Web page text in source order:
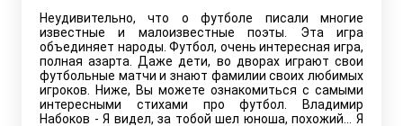
Неудивительно, что о футболе писали многие
известные и малоизвестные поэты. Эта игра
объединяет народы. Футбол, очень интересная игра,
полная азарта. Даже дети, во дворах играют свои
футбольные матчи и знают фамилии своих любимых
игроков. Ниже, Вы можете ознакомиться с самыми
интересными стихами про футбол. Владимир
Набоков - Я видел, за тобой шел юноша, похожий... Я